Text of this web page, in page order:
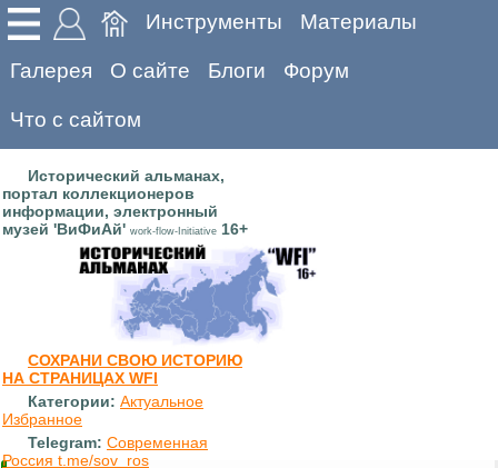
Инструменты Материалы
Галерея О сайте Блоги Форум
Что с сайтом
Исторический альманах,
портал коллекционеров
информации, электронный
музей 'ВиФиАй' work-flow-Initiative 16+
СОХРАНИ СВОЮ ИСТОРИЮ
НА СТРАНИЦАХ WFI
Категории: Актуальное
Избранное
Telegram: Современная
Россия t.me/sov_ros